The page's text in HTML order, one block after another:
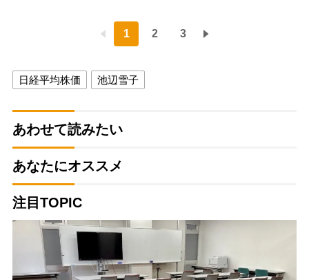
1 2 3
日経平均株価 池辺雪子
あわせて読みたい
あなたにオススメ
注目TOPIC